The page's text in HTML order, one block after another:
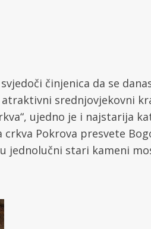
činjenica da se
srednjovjekovni
ujedno je i najstarija
crkva Pokrova presvete
jednolučni stari kameni